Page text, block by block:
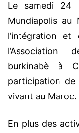
Le samedi 24
Mundiapolis au
l’intégration et
l’Association
burkinabè à
participation de
vivant au Maroc.
En plus des